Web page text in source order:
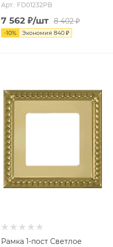
Арт.: FD01232PB
7 562 ₽/шт 8 402₽
-10% Экономия840 ₽
Рамка 1-пост Светлое